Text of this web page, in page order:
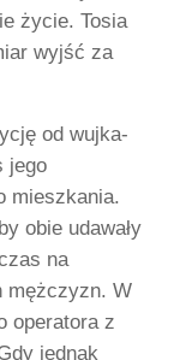
życie. Tosia
wyjść za
od wujka-
jego
mieszkania.
obie udawały
na
mężczyzn. W
operatora z
jednak